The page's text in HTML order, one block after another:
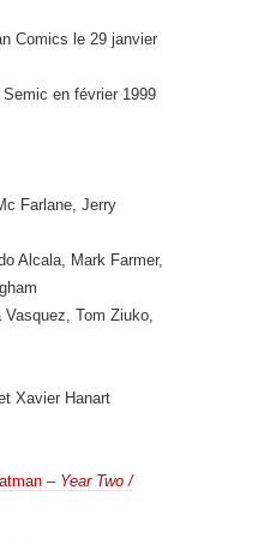
Comics le 29 janvier
en février 1999
Farlane, Jerry
Alcala, Mark Farmer,
Tom Ziuko,
Xavier Hanart
– Year Two /